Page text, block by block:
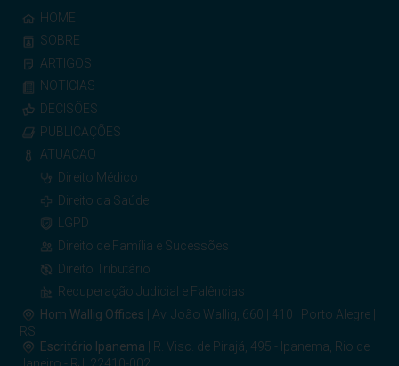
HOME
SOBRE
ARTIGOS
NOTICIAS
DECISÕES
PUBLICAÇÕES
ATUACAO
Direito Médico
Direito da Saúde
LGPD
Direito de Família e Sucessões
Direito Tributário
Recuperação Judicial e Falências
Hom Wallig Offices | Av. João Wallig, 660 | 410 | Porto Alegre |
RS
Escritório Ipanema | R. Visc. de Pirajá, 495 - Ipanema, Rio de
Janeiro - RJ, 22410-002